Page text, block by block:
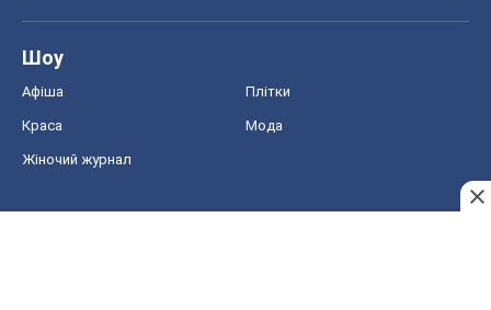
Шоу
Афіша Плітки
Краса Мода
Жіночий журнал